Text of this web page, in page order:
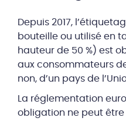
Depuis 2017,
bouteille ou utilisé en
hauteur de 50 %) est
aux consommateurs
non, d’un pays de
La réglementation
obligation ne peut être